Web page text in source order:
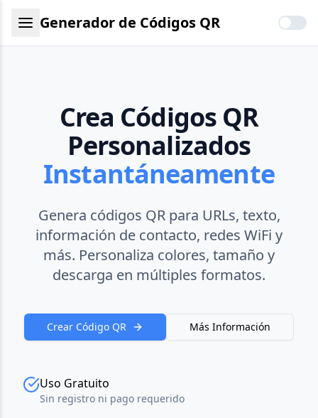
Generador de Códigos QR
Crea Códigos QR
Personalizados
Instantáneamente
Genera códigos QR para URLs, texto,
información de contacto, redes WiFi y
más. Personaliza colores, tamaño y
descarga en múltiples formatos.
Crear Código QR Más Información
Uso Gratuito
Sin registro ni pago requerido